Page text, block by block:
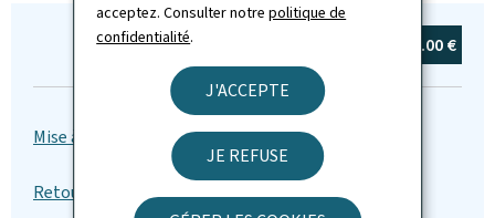
acceptez. Consulter notrepolitique de
confidentialité.
J'ACCEPTE
JE REFUSE
0.00 €